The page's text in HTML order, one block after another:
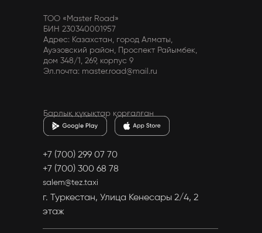
+7 (700) 299 07 70
+7 (700) 300 68 78
salem@tez.taxi
г. Туркестан, Улица Кенесары 2/4, 2
этаж
TOO «Master Road»
БИН 230340001957
Адрес: Казахстан, город Алматы,
Ауэзовский район, Проспект Райымбек,
дом 348/1, 269, корпус 9
Эл.почта: master.road@mail.ru
Барлық құқықтар қорғалған